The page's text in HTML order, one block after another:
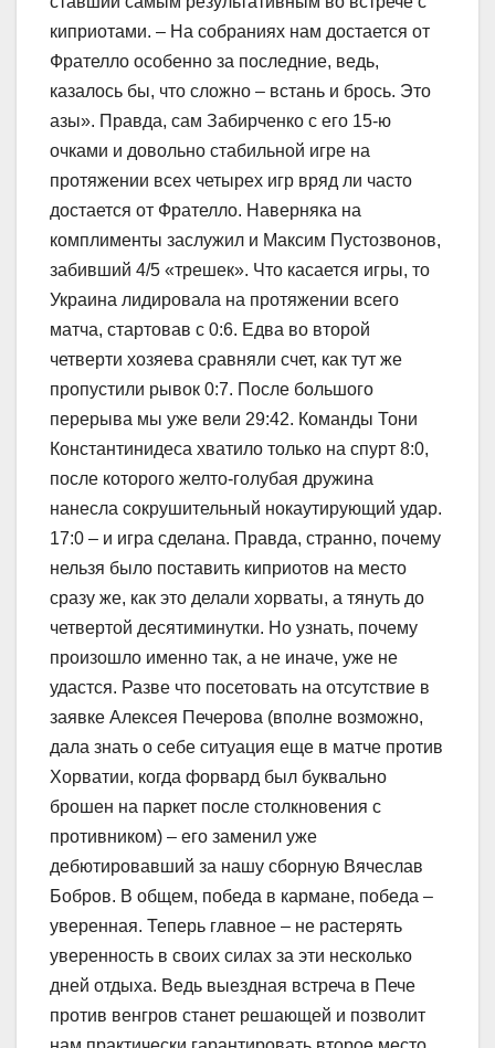
киприотами. – На собраниях нам достается от
Фрателло особенно за последние, ведь,
казалось бы, что сложно – встань и брось. Это
азы». Правда, сам Забирченко с его 15-ю
очками и довольно стабильной игре на
протяжении всех четырех игр вряд ли часто
достается от Фрателло. Наверняка на
комплименты заслужил и Максим Пустозвонов,
забивший 4/5 «трешек». Что касается игры, то
Украина лидировала на протяжении всего
матча, стартовав с 0:6. Едва во второй
четверти хозяева сравняли счет, как тут же
пропустили рывок 0:7. После большого
перерыва мы уже вели 29:42. Команды Тони
Константинидеса хватило только на спурт 8:0,
после которого желто-голубая дружина
нанесла сокрушительный нокаутирующий удар.
17:0 – и игра сделана. Правда, странно, почему
нельзя было поставить киприотов на место
сразу же, как это делали хорваты, а тянуть до
четвертой десятиминутки. Но узнать, почему
произошло именно так, а не иначе, уже не
удастся. Разве что посетовать на отсутствие в
заявке Алексея Печерова (вполне возможно,
дала знать о себе ситуация еще в матче против
Хорватии, когда форвард был буквально
брошен на паркет после столкновения с
противником) – его заменил уже
дебютировавший за нашу сборную Вячеслав
Бобров. В общем, победа в кармане, победа –
уверенная. Теперь главное – не растерять
уверенность в своих силах за эти несколько
дней отдыха. Ведь выездная встреча в Пече
против венгров станет решающей и позволит